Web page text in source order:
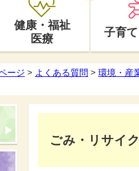
健康・福祉
医療
子育
ージ > よくある質問 > 環境・産
ごみ・リサイ